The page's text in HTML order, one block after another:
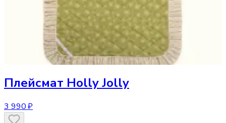
Плейсмат Holly Jolly
3 990 ₽